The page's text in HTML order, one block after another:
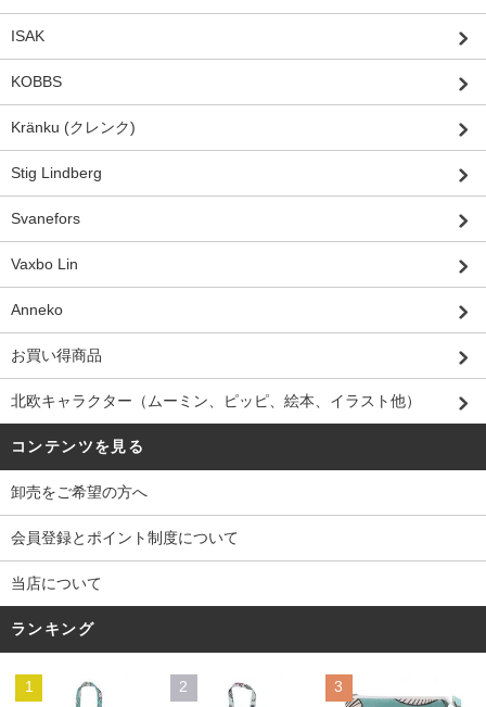
ISAK
KOBBS
Kränku (クレンク)
Stig Lindberg
Svanefors
Vaxbo Lin
Anneko
お買い得商品
北欧キャラクター（ムーミン、ピッピ、絵本、イラスト他）
コンテンツを見る
卸売をご希望の方へ
会員登録とポイント制度について
当店について
ランキング
1 2 3